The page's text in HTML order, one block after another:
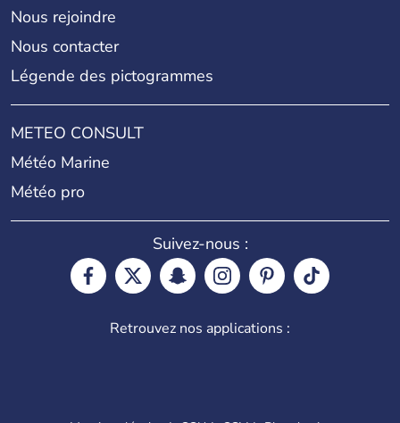
Nous rejoindre
Nous contacter
Légende des pictogrammes
METEO CONSULT
Météo Marine
Météo pro
Suivez-nous :
Retrouvez nos applications :